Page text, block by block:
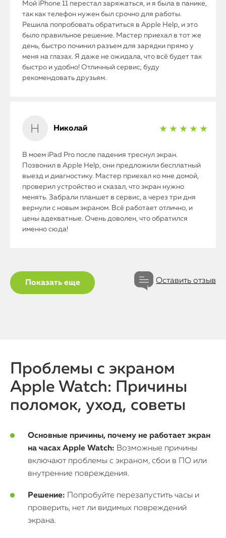
iPhone
MacBook
Watch
О нас
Контакты
Статьи
Мой iPhone 11 перестал заряжаться, и я была в панике,
так как телефон нужен был срочно для работы.
Решила попробовать обратиться в Apple Help, и это
было правильное решение. Мастер приехал в тот же
день, быстро починил разъем для зарядки прямо у
меня на глазах. Я даже не ожидала, что всё будет так
быстро и удобно! Отличный сервис, буду
рекомендовать друзьям.
Николай ★ ★ ★ ★ ★
В моем iPad Pro после падения треснул экран.
Позвонил в Apple Help, они предложили бесплатный
выезд и диагностику. Мастер приехал ко мне домой,
проверил устройство и сказал, что экран нужно
менять. Забрали планшет в сервис, а через три дня
вернули с новым экраном. Всё работает отлично, и
цены адекватные. Очень доволен, что обратился
именно сюда!
Показать еще Оставить отзыв
Проблемы с экраном
Apple Watch: Причины
поломок, уход, советы
Основные причины, почему не работает экран
на часах Apple Watch: Возможные причины
включают проблемы с экраном, сбои в ПО или
внутренние повреждения.
Решение: Попробуйте перезапустить часы и
проверить, нет ли видимых повреждений
экрана.